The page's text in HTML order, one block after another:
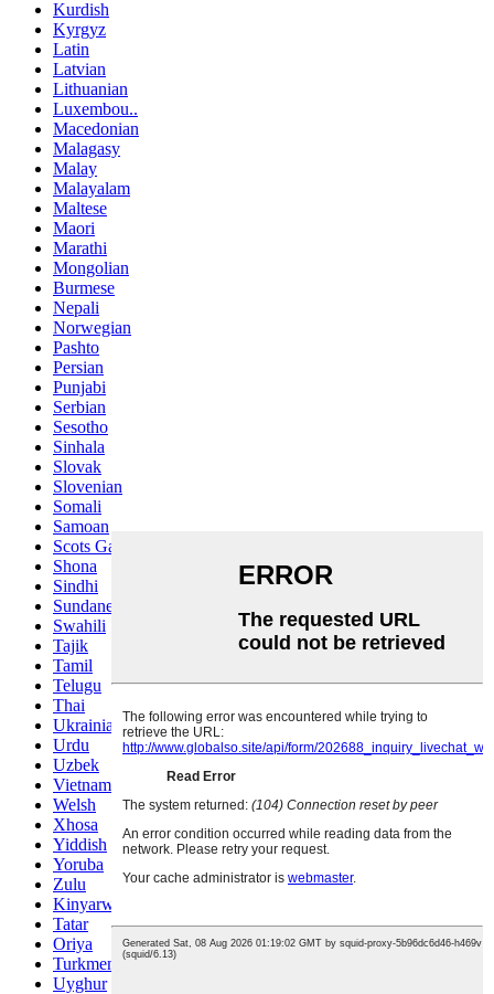
Kurdish
Kyrgyz
Latin
Latvian
Lithuanian
Luxembou..
Macedonian
Malagasy
Malay
Malayalam
Maltese
Maori
Marathi
Mongolian
Burmese
Nepali
Norwegian
Pashto
Persian
Punjabi
Serbian
Sesotho
Sinhala
Slovak
Slovenian
Somali
Samoan
Scots Gaelic
Shona
Sindhi
Sundanese
Swahili
Tajik
Tamil
Telugu
Thai
Ukrainian
Urdu
Uzbek
Vietnamese
Welsh
Xhosa
Yiddish
Yoruba
Zulu
Kinyarwanda
Tatar
Oriya
Turkmen
Uyghur